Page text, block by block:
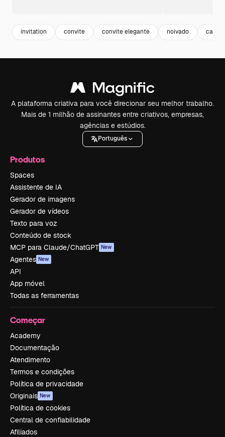
invitation convite convite elegante noivado
A plataforma criativa para você direcionar seu melhor trabalho.
Mais de 1 milhão de assinantes entre criativos, empresas,
agências e estúdios.
Português
Produtos
Spaces
Assistente de IA
Gerador de imagens
Gerador de vídeos
Texto para voz
Conteúdo de stock
MCP para Claude/ChatGPT New
Agentes New
API
App móvel
Todas as ferramentas
Começar
Academy
Documentação
Atendimento
Termos e condições
Política de privacidade
Originais New
Política de cookies
Central de confiabilidade
Afiliados